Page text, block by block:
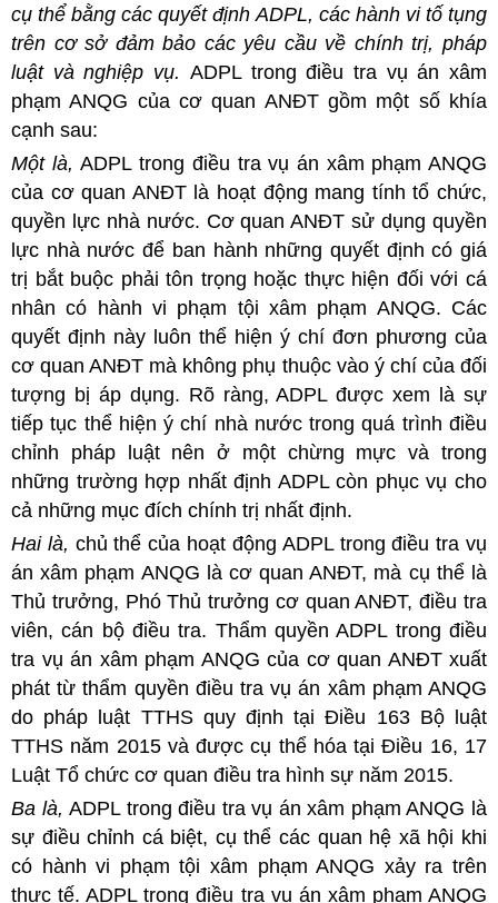
cụ thể bằng các quyết định ADPL, các hành vi tố tụng
trên cơ sở đảm bảo các yêu cầu về chính trị, pháp
luật và nghiệp vụ. ADPL trong điều tra vụ án xâm
phạm ANQG của cơ quan ANĐT gồm một số khía
cạnh sau:
Một là,ADPL trong điều tra vụ án xâm phạm ANQG
của cơ quan ANĐT là hoạt động mang tính tổ chức,
quyền lực nhà nước. Cơ quan ANĐT sử dụng quyền
lực nhà nước để ban hành những quyết định có giá
trị bắt buộc phải tôn trọng hoặc thực hiện đối với cá
nhân có hành vi phạm tội xâm phạm ANQG. Các
quyết định này luôn thể hiện ý chí đơn phương của
cơ quan ANĐT mà không phụ thuộc vào ý chí của đối
tượng bị áp dụng. Rõ ràng, ADPL được xem là sự
tiếp tục thể hiện ý chí nhà nước trong quá trình điều
chỉnh pháp luật nên ở một chừng mực và trong
những trường hợp nhất định ADPL còn phục vụ cho
cả những mục đích chính trị nhất định.
Hai là, chủ thể của hoạt động ADPL trong điều tra vụ
án xâm phạm ANQG là cơ quan ANĐT, mà cụ thể là
Thủ trưởng, Phó Thủ trưởng cơ quan ANĐT, điều tra
viên, cán bộ điều tra. Thẩm quyền ADPL trong điều
tra vụ án xâm phạm ANQG của cơ quan ANĐT xuất
phát từ thẩm quyền điều tra vụ án xâm phạm ANQG
do pháp luật TTHS quy định tại Điều 163 Bộ luật
TTHS năm 2015 và được cụ thể hóa tại Điều 16, 17
Luật Tổ chức cơ quan điều tra hình sự năm 2015.
Ba là, ADPL trong điều tra vụ án xâm phạm ANQG là
sự điều chỉnh cá biệt, cụ thể các quan hệ xã hội khi
có hành vi phạm tội xâm phạm ANQG xảy ra trên
thực tế. ADPL trong điều tra vụ án xâm phạm ANQG